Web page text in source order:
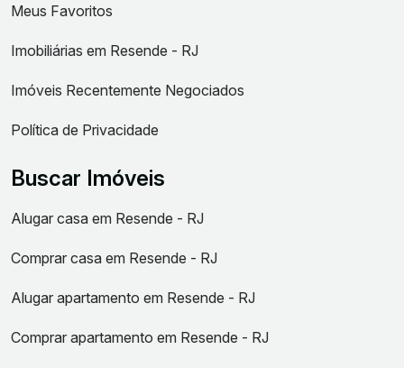
Meus Favoritos
Imobiliárias em Resende - RJ
Imóveis Recentemente Negociados
Política de Privacidade
Buscar Imóveis
Alugar casa em Resende - RJ
Comprar casa em Resende - RJ
Alugar apartamento em Resende - RJ
Comprar apartamento em Resende - RJ